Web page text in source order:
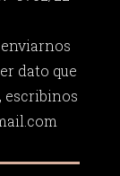
dato que
escribinos